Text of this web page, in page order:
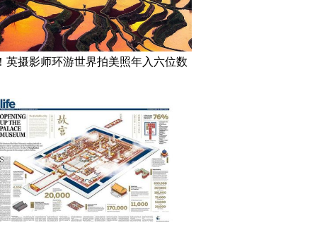
英摄影师环游世界拍美照年入六位数